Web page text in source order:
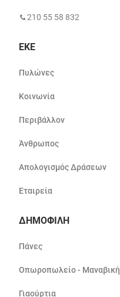
210 55 58 832
ΕΚΕ
Πυλώνες
Κοινωνία
Περιβάλλον
Άνθρωπος
Απολογισμός Δράσεων
Εταιρεία
ΔΗΜΟΦΙΛΗ
Πάνες
Οπωροπωλείο - Μαναβική
Γιαούρτια